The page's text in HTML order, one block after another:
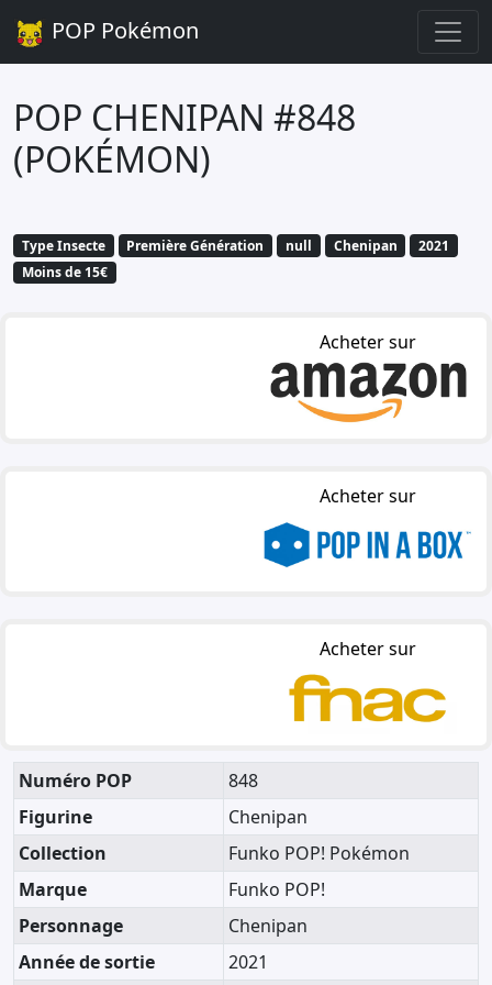
POP Pokémon
POP CHENIPAN #848
(POKÉMON)
Type Insecte Première Génération null Chenipan
2021
Moins de 15€
Acheter sur
Acheter sur
Acheter sur
Numéro POP
848
Figurine
Chenipan
Collection
Funko POP! Pokémon
Marque
Funko POP!
Personnage
Chenipan
Année de sortie
2021